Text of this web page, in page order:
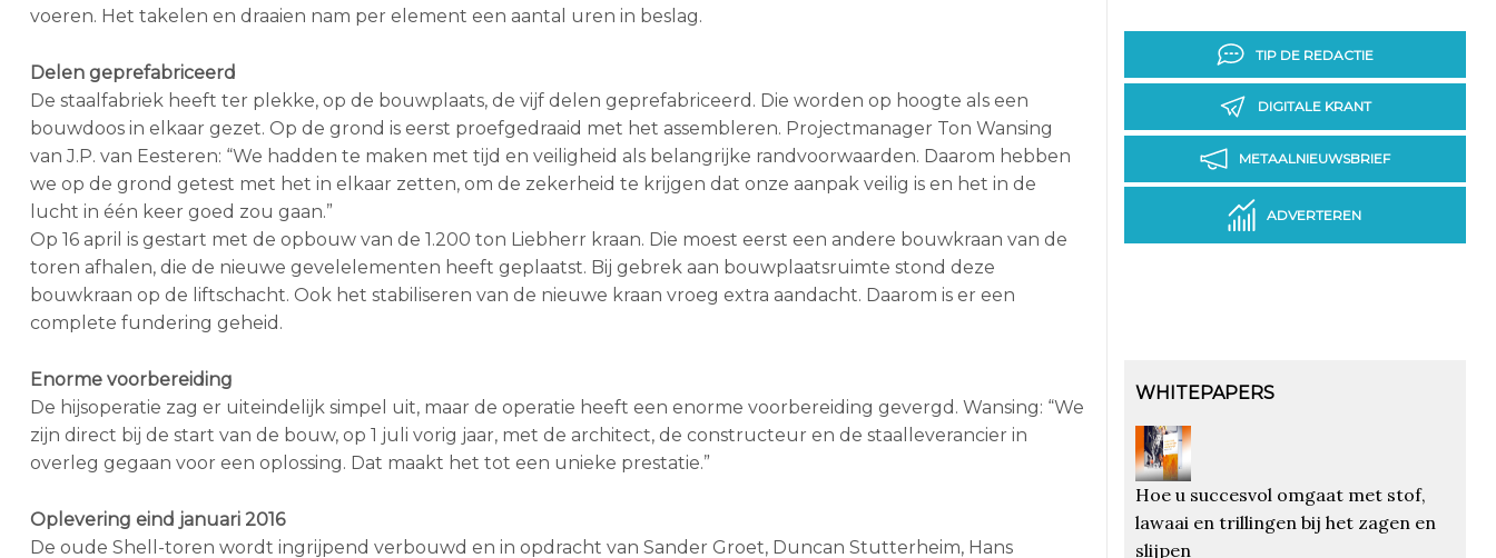
voeren. Het takelen en draaien nam per element een aantal uren in beslag.
Delen geprefabriceerd
De staalfabriek heeft ter plekke, op de bouwplaats, de vijf delen geprefabriceerd. Die worden op hoogte als een
bouwdoos in elkaar gezet. Op de grond is eerst proefgedraaid met het assembleren. Projectmanager Ton Wansing
van J.P. van Eesteren: “We hadden te maken met tijd en veiligheid als belangrijke randvoorwaarden. Daarom hebben
we op de grond getest met het in elkaar zetten, om de zekerheid te krijgen dat onze aanpak veilig is en het in de
lucht in één keer goed zou gaan.”
Op 16 april is gestart met de opbouw van de 1.200 ton Liebherr kraan. Die moest eerst een andere bouwkraan van de
toren afhalen, die de nieuwe gevelelementen heeft geplaatst. Bij gebrek aan bouwplaatsruimte stond deze
bouwkraan op de liftschacht. Ook het stabiliseren van de nieuwe kraan vroeg extra aandacht. Daarom is er een
complete fundering geheid.
Enorme voorbereiding
De hijsoperatie zag er uiteindelijk simpel uit, maar de operatie heeft een enorme voorbereiding gevergd. Wansing: “We
zijn direct bij de start van de bouw, op 1 juli vorig jaar, met de architect, de constructeur en de staalleverancier in
overleg gegaan voor een oplossing. Dat maakt het tot een unieke prestatie.”
Oplevering eind januari 2016
De oude Shell-toren wordt ingrijpend verbouwd en in opdracht van Sander Groet, Duncan Stutterheim, Hans
TIP DE REDACTIE
DIGITALE KRANT
METAALNIEUWSBRIEF
ADVERTEREN
WHITEPAPERS
Hoe u succesvol omgaat met stof,
lawaai en trillingen bij het zagen en
slijpen